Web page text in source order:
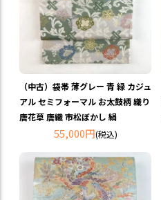
（中古）袋帯 薄グレー 青 緑 カジュ
アル セミフォーマル お太鼓柄 織り
唐花草 唐織 市松ぼかし 絹
55,000円(税込)